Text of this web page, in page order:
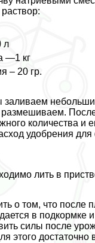
раствор:
л
—1 кг
– 20 гр.
заливаем
количества и
удобрения
лить в
о том, что после
в подкормке
силы после
этого достаточно